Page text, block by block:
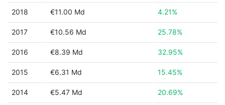
2018 €11.00 Md 4.21%
2017 €10.56 Md 25.78%
2016 €8.39 Md 32.95%
2015 €6.31 Md 15.45%
2014 €5.47 Md 20.69%